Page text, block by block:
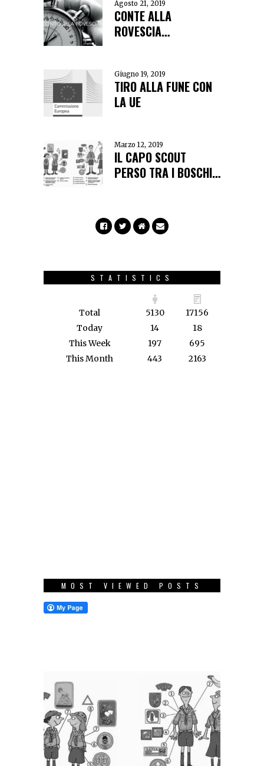
Agosto 21, 2019
CONTE ALLA
ROVESCIA…
Giugno 19, 2019
TIRO ALLA FUNE CON
LA UE
Marzo 12, 2019
IL CAPO SCOUT
PERSO TRA I BOSCHI…
STATISTICS
Total 5130
17156
Today
14
18
This Week
197
695
This Month
443 2163
MOST VIEWED POSTS